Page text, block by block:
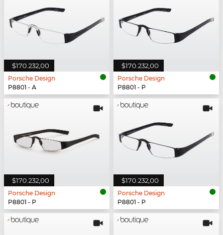
$170.232,00
Porsche Design
P8801 - A
$170.232,00
Porsche Design
P8801 - P
$170.232,00
Porsche Design
P8801 - P
$170.232,00
Porsche Design
P8801 - P